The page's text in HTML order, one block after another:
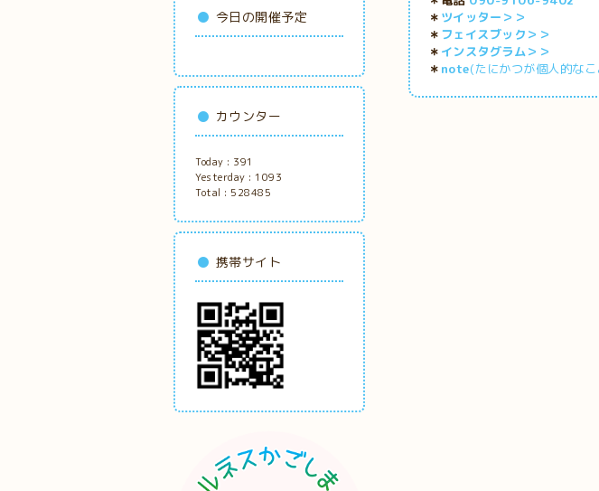
＊ ツイッター＞＞
＊ フェイスブック＞＞
＊ インスタグラム＞＞
＊ note(たにかつが個人的なこ
今日の開催予定
カウンター
Today : 391
Yesterday : 1093
Total : 528485
携帯サイト